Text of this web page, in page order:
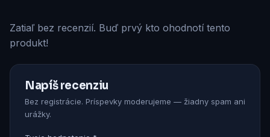
Zatiaľ bez recenzií. Buď prvý kto ohodnotí tento
produkt!
Napíš recenziu
Bez registrácie. Príspevky moderujeme — žiadny spam ani
urážky.